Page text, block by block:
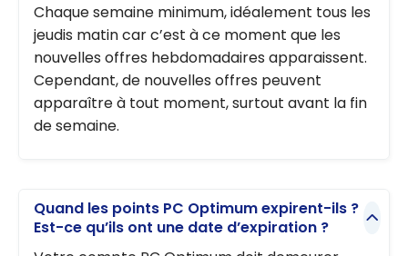
Chaque semaine minimum, idéalement tous les
jeudis matin car c’est à ce moment que les
nouvelles offres hebdomadaires apparaissent.
Cependant, de nouvelles offres peuvent
apparaître à tout moment, surtout avant la fin
de semaine.
Quand les points PC Optimum expirent-ils ?
Est-ce qu’ils ont une date d’expiration ?